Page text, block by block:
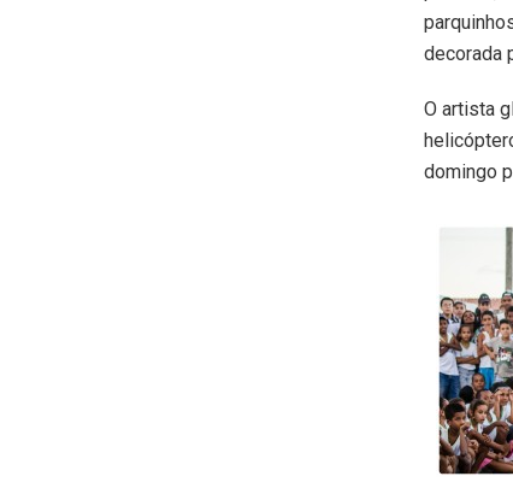
decorada
O artista
domingo